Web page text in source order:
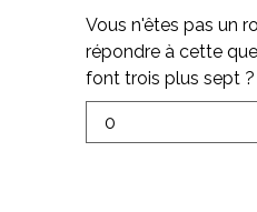
Vous n'êtes pas un
répondre à cette
font trois plus sept ?